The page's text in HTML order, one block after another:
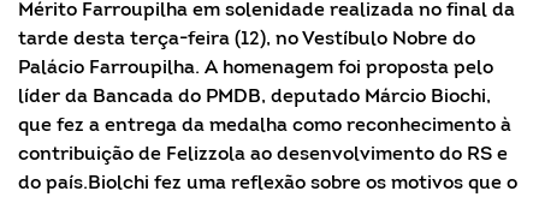
Mérito Farroupilha em solenidade realizada no final da
tarde desta terça-feira (12), no Vestíbulo Nobre do
Palácio Farroupilha. A homenagem foi proposta pelo
líder da Bancada do PMDB, deputado Márcio Biochi,
que fez a entrega da medalha como reconhecimento à
contribuição de Felizzola ao desenvolvimento do RS e
do país.Biolchi fez uma reflexão sobre os motivos que o